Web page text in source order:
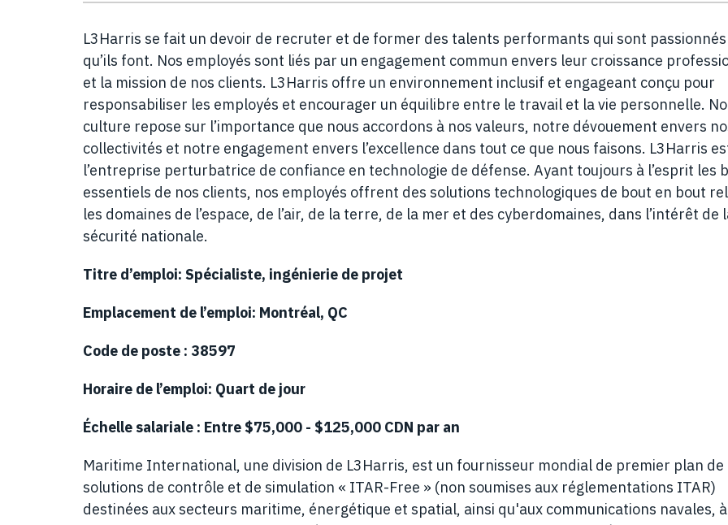
L3Harris se fait un devoir de recruter et de former des talents performants qui sont
qu’ils font. Nos employés sont liés par un engagement commun envers leur croissance
et la mission de nos clients. L3Harris offre un environnement inclusif et engageant conçu pour
responsabiliser les employés et encourager un équilibre entre le travail et la vie personnelle.
culture repose sur l’importance que nous accordons à nos valeurs, notre dévouement envers
collectivités et notre engagement envers l’excellence dans tout ce que nous faisons. L3Harris
l’entreprise perturbatrice de confiance en technologie de défense. Ayant toujours à l’esprit les
essentiels de nos clients, nos employés offrent des solutions technologiques de bout en bout
les domaines de l’espace, de l’air, de la terre, de la mer et des cyberdomaines, dans l’intérêt de
sécurité nationale.
Titre d’emploi: Spécialiste, ingénierie de projet
Emplacement de l’emploi: Montréal, QC
Code de poste : 38597
Horaire de l’emploi: Quart de jour
Échelle salariale : Entre $75,000 - $125,000 CDN par an
Maritime International, une division de L3Harris, est un fournisseur mondial de premier plan de
solutions de contrôle et de simulation « ITAR-Free » (non soumises aux réglementations ITAR)
destinées aux secteurs maritime, énergétique et spatial, ainsi qu'aux communications navales, à